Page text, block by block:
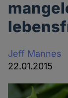
Jeff Mannes
22.01.2015